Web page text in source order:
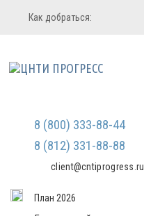
Регистрация
Мы не передаем ваши данные
третьим лицам и не рассылаем
Вход в систему
Пароль
Войти в кабинет
Как добраться:
8 (800) 333-88-44
8 (812) 331-88-88
client@cntiprogress.ru
План 2026